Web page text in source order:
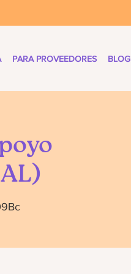
PARA PROVEEDORES BLOG